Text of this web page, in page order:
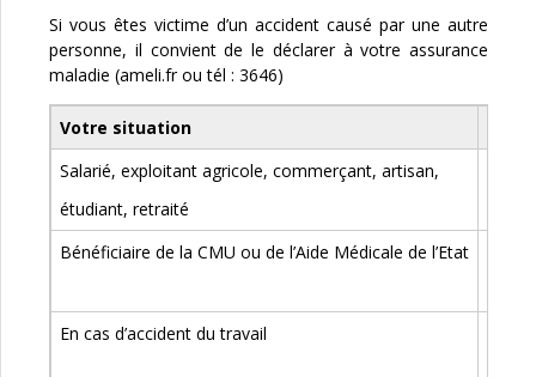
Si vous êtes victime d’un accident causé par une autre
personne, il convient de le déclarer à votre assurance
maladie (ameli.fr ou tél : 3646)
Votre situation
Salarié, exploitant agricole, commerçant, artisan,
étudiant, retraité
Bénéficiaire de la CMU ou de l’Aide Médicale de l’Etat
En cas d’accident du travail